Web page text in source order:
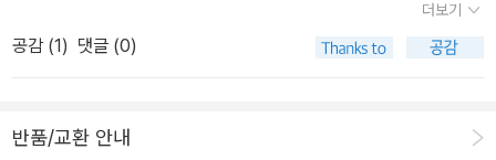
배웠던 학설중 잘못된 부분들에 관해서이다. -네안데르탈인이 호모
사피엔스의 DNA 유전적 차이를 보이므로 다른 종으로 볼 수 있다고
_아무튼 이 프로그램을 보고 아이가 선사시대에 더 흥미를 가지는지
2부도 한다니 잊어버리지 말고 챙겨 봐야할 듯...<책 이미지는 리브
더보기
공감 (1) 댓글 (0)
반품/교환 안내